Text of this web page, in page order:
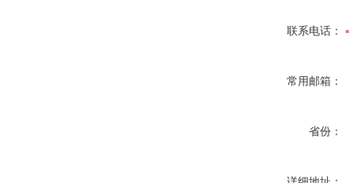
联系电话：
常用邮箱：
省份：